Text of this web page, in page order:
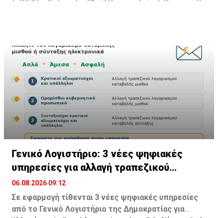
Γενικό Λογιστήριο: 3 νέες ψηφιακές
υπηρεσίες για αλλαγή τραπεζικού
λογαριασμού
06.08.2026 09:12
Σε εφαρμογή τίθενται 3 νέες ψηφιακές υπηρεσίες
από το Γενικό Λογιστήριο της Δημοκρατίας για